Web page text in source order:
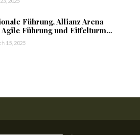
Führung, Allianz Arena
Agile Führung und Eiffelturm...
15, 2025